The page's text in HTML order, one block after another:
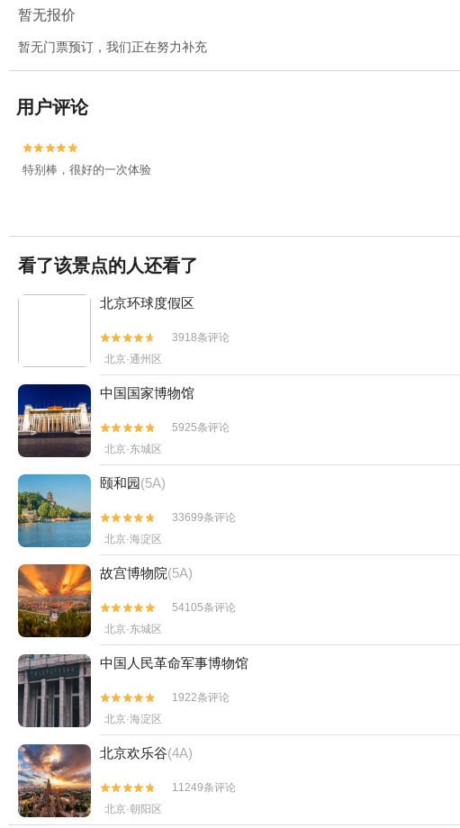
暂无报价
暂无门票预订，我们正在努力补充
用户评论


特别棒，很好的一次体验
看了该景点的人还看了
北京环球度假区


3918条评论
北京·通州区
中国国家博物馆


5925条评论
北京·东城区
颐和园(5A)


33699条评论
北京·海淀区
故宫博物院(5A)


54105条评论
北京·东城区
中国人民革命军事博物馆


1922条评论
北京·海淀区
北京欢乐谷(4A)


11249条评论
北京·朝阳区